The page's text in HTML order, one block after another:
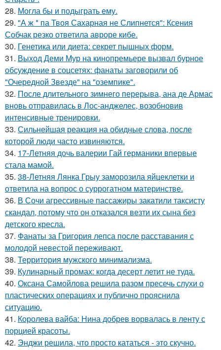
28. Могла бы и подыграть ему.
29. "А ж * па Твоя Сахарная не Слипнется": Ксения
Собчак резко ответила авроре кибе.
30. Генетика или диета: секрет пышных форм.
31. Выход Деми Мур на кинопремьере вызвал бурное
обсуждение в соцсетях: фанаты заговорили об
"Очередной Звезде" на "оземпике".
32. После длительного зимнего перерыва, ана де Армас
вновь отправилась в Лос-анджелес, возобновив
интенсивные тренировки.
33. Сильнейшая реакция на обидные слова, после
которой люди часто извиняются.
34. 17-Летняя дочь валерии Гай германики впервые
стала мамой.
35. 38-Летняя Лянка Грыу заморозила яйцеклетки и
ответила на вопрос о суррогатном материнстве.
36. В Сочи агрессивные пассажиры закатили таксисту
скандал, потому что он отказался везти их сына без
детского кресла.
37. Фанаты за Григория лепса после расставания с
молодой невестой переживают.
38. Территория мужского минимализма.
39. Кулинарный промах: когда десерт летит не туда.
40. Оксана Самойлова решила разом пресечь слухи о
пластических операциях и публично прояснила
ситуацию.
41. Королева вайба: Нина добрев ворвалась в ленту с
порцией красоты.
42. Энджи решила, что просто кататься - это скучно.